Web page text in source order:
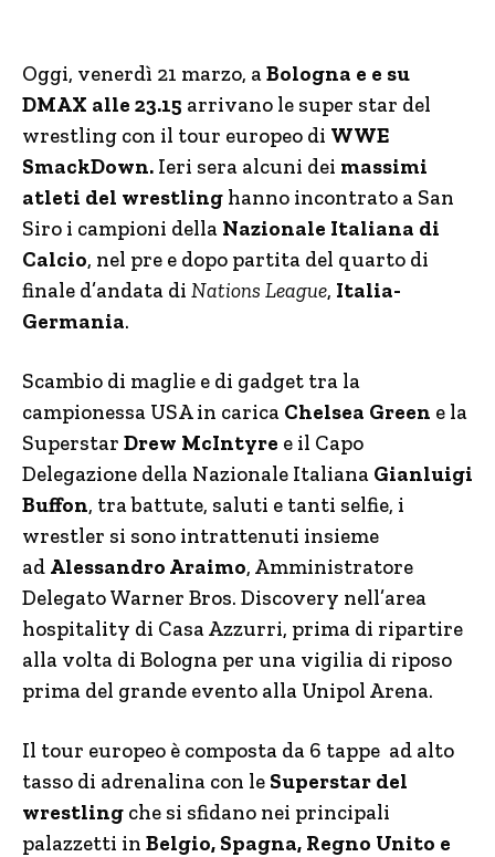
Oggi, venerdì 21 marzo, aBologna e e su
DMAX alle 23.15 arrivano le super star del
wrestling con il tour europeo di WWE
SmackDown. Ieri sera alcuni dei massimi
atleti del wrestling hanno incontrato a San
Siro i campioni della Nazionale Italiana di
Calcio, nel pre e dopo partita del quarto di
finale d’andata di Nations League, Italia-
Germania.
Scambio di maglie e di gadget tra la
campionessa USA in carica Chelsea Green e la
Superstar Drew McIntyre e il Capo
Delegazione della Nazionale Italiana Gianluigi
Buffon, tra battute, saluti e tanti selfie, i
wrestler si sono intrattenuti insieme
ad Alessandro Araimo, Amministratore
Delegato Warner Bros. Discovery nell’area
hospitality di Casa Azzurri, prima di ripartire
alla volta di Bologna per una vigilia di riposo
prima del grande evento alla Unipol Arena.
Il tour europeo è composta da 6 tappe ad alto
tasso di adrenalina con le Superstar del
wrestling che si sfidano nei principali
palazzetti in Belgio, Spagna, Regno Unito e